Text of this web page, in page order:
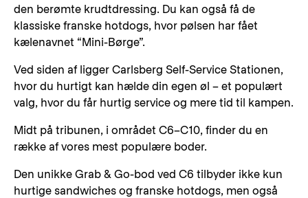
den berømte krudtdressing. Du kan også få de
klassiske franske hotdogs, hvor pølsen har fået
kælenavnet “Mini-Børge”.
Ved siden af ligger Carlsberg Self-Service Stationen,
hvor du hurtigt kan hælde din egen øl – et populært
valg, hvor du får hurtig service og mere tid til kampen.
Midt på tribunen, i området C6–C10, finder du en
række af vores mest populære boder.
Den unikke Grab & Go-bod ved C6 tilbyder ikke kun
hurtige sandwiches og franske hotdogs, men også